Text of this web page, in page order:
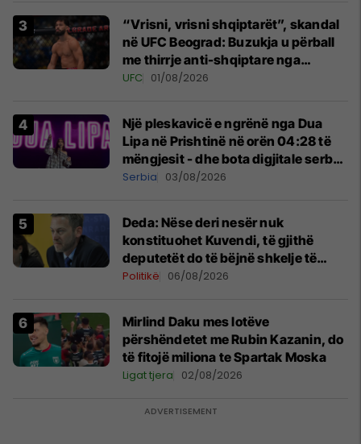
“Vrisni, vrisni shqiptarët”, skandal
në UFC Beograd: Buzukja u përball
me thirrje anti-shqiptare nga
tribunat
UFC 01/08/2026
Një pleskavicë e ngrënë nga Dua
Lipa në Prishtinë në orën 04:28 të
mëngjesit - dhe bota digjitale serbe
shpall gjendjen e luftës
Serbia 03/08/2026
Deda: Nëse deri nesër nuk
konstituohet Kuvendi, të gjithë
deputetët do të bëjnë shkelje të
rëndë kushtetuese
Politikë 06/08/2026
Mirlind Daku mes lotëve
përshëndetet me Rubin Kazanin, do
të fitojë miliona te Spartak Moska
Ligat tjera 02/08/2026